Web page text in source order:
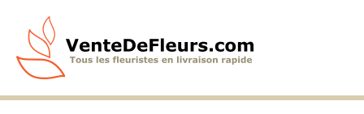
contenu
VenteDeFleurs.com